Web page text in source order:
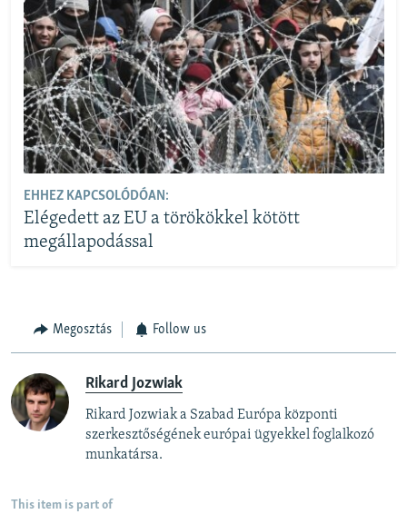
EHHEZ KAPCSOLÓDÓAN:
Elégedett az EU a törökökkel kötött
megállapodással
Megosztás Follow us
Rikard Jozwiak
Rikard Jozwiak a Szabad Európa központi
szerkesztőségének európai ügyekkel foglalkozó
munkatársa.
This item is part of